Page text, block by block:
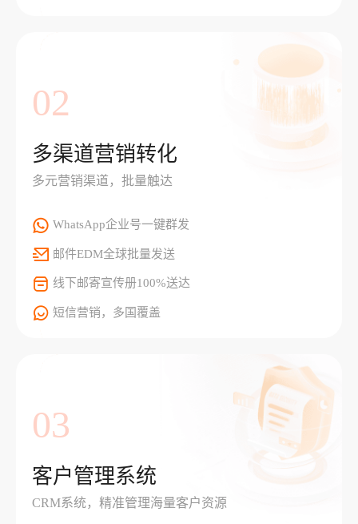
02
多渠道营销转化
多元营销渠道，批量触达
WhatsApp企业号一键群发
邮件EDM全球批量发送
线下邮寄宣传册100%送达
短信营销，多国覆盖
03
客户管理系统
CRM系统，精准管理海量客户资源